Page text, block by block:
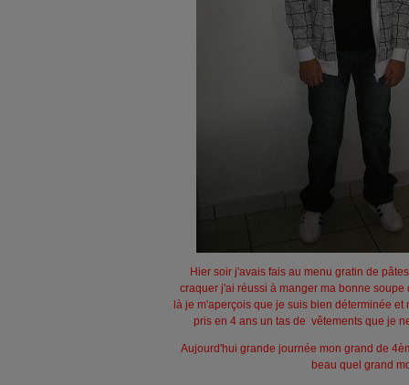
Hier soir j'avais fais au menu gratin de
craquer j'ai réussi à manger ma bonne
là je m'aperçois que je suis bien déterminée
pris en 4 ans un tas de vêtements que je
Aujourd'hui grande journée mon grand de
beau quel grand